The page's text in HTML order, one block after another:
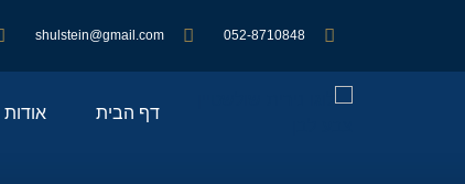
052-8710848
shulstein@gmail.com
דף הבית אודות